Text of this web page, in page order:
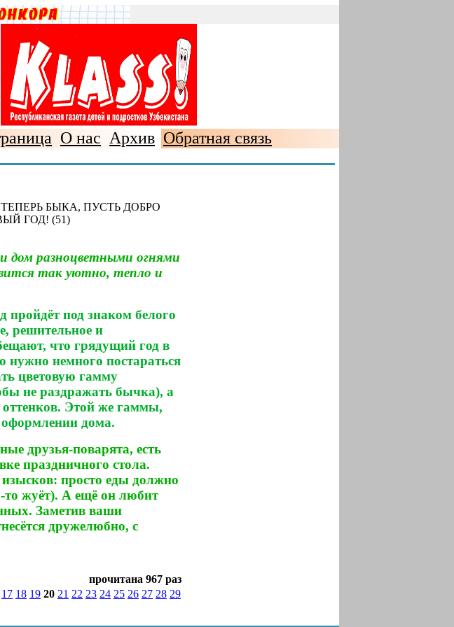
О нас Архив Обратная связь
БЫКА, ПУСТЬ ДОБРО
ГОД! (51)
дом разноцветными огнями
так уютно, тепло и
пройдёт под знаком белого
решительное и
что грядущий год в
нужно немного постараться
цветовую гамму
не раздражать бычка), а
Этой же гаммы,
оформлении дома.
друзья-поварята, есть
праздничного стола.
просто еды должно
то жуёт). А ещё он любит
Заметив ваши
дружелюбно, с
прочитана 967 раз
17 18 19 20 21 22 23 24 25 26 27 28 29